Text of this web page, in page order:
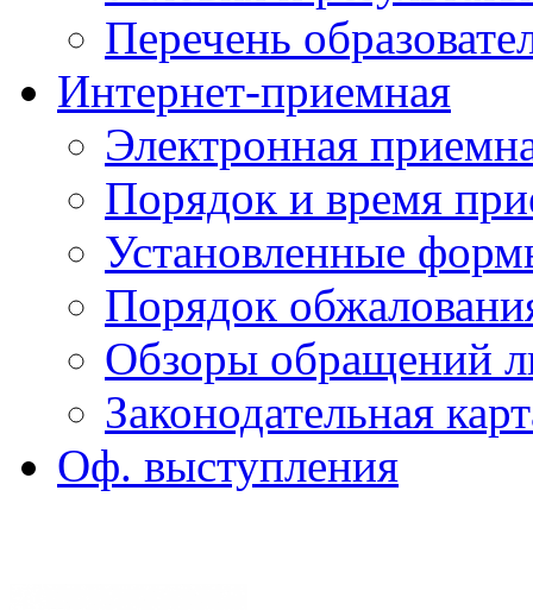
Перечень
Интернет-приемная
Электронная
Порядок и время
Установленные
Порядок
Обзоры обращений
Законодательная
Оф. выступления